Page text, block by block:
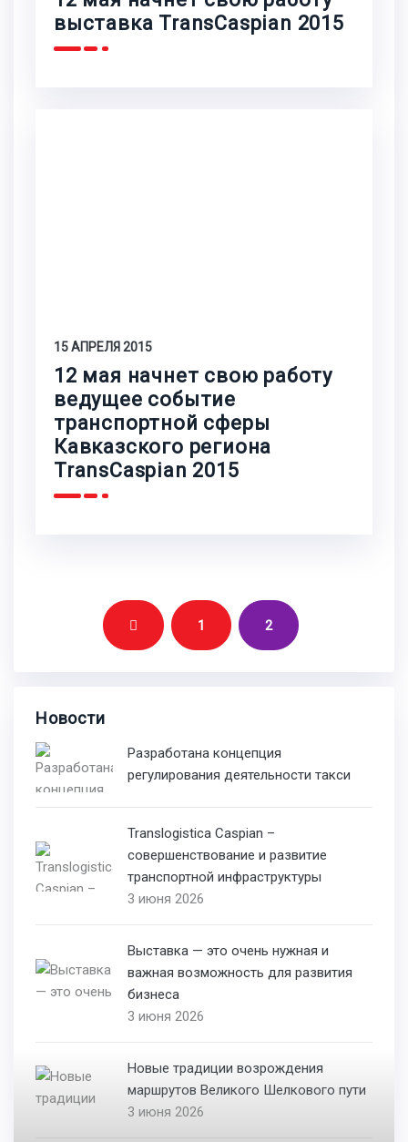
выставка TransCaspian 2015
15 АПРЕЛЯ 2015
12 мая начнет свою работу
ведущее событие
транспортной сферы
Кавказского региона
TransCaspian 2015
1 2
Новости
Разработана концепция
регулирования деятельности такси
Translogistica Caspian –
совершенствование и развитие
транспортной инфраструктуры
3 июня 2026
Выставка — это очень нужная и
важная возможность для развития
бизнеса
3 июня 2026
Новые традиции возрождения
маршрутов Великого Шелкового пути
3 июня 2026